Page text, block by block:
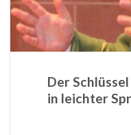
Der
in leichter